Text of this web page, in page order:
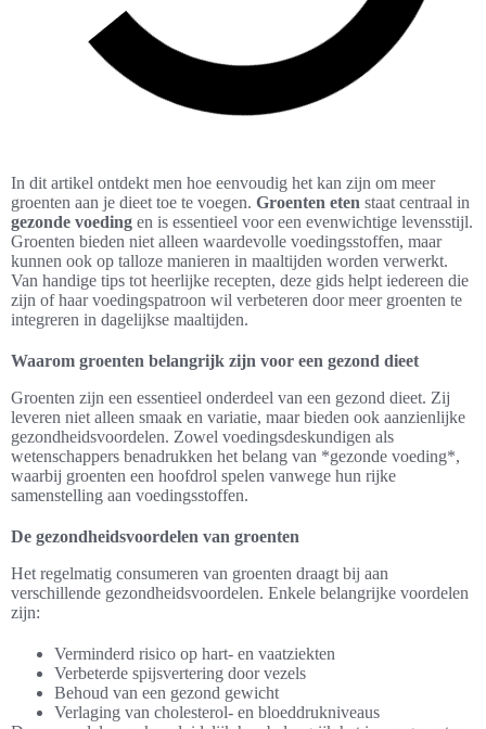
In dit artikel ontdekt men hoe eenvoudig het kan zijn om meer
groenten aan je dieet toe te voegen. Groenten eten staat centraal in
gezonde voeding en is essentieel voor een evenwichtige levensstijl.
Groenten bieden niet alleen waardevolle voedingsstoffen, maar
kunnen ook op talloze manieren in maaltijden worden verwerkt.
Van handige tips tot heerlijke recepten, deze gids helpt iedereen die
zijn of haar voedingspatroon wil verbeteren door meer groenten te
integreren in dagelijkse maaltijden.
Waarom groenten belangrijk zijn voor een gezond dieet
Groenten zijn een essentieel onderdeel van een gezond dieet. Zij
leveren niet alleen smaak en variatie, maar bieden ook aanzienlijke
gezondheidsvoordelen. Zowel voedingsdeskundigen als
wetenschappers benadrukken het belang van *gezonde voeding*,
waarbij groenten een hoofdrol spelen vanwege hun rijke
samenstelling aan voedingsstoffen.
De gezondheidsvoordelen van groenten
Het regelmatig consumeren van groenten draagt bij aan
verschillende gezondheidsvoordelen. Enkele belangrijke voordelen
zijn:
Verminderd risico op hart- en vaatziekten
Verbeterde spijsvertering door vezels
Behoud van een gezond gewicht
Verlaging van cholesterol- en bloeddrukniveaus